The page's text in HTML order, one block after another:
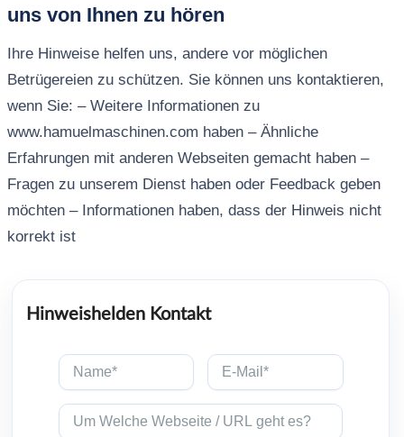
uns von Ihnen zu hören
Ihre Hinweise helfen uns, andere vor möglichen
Betrügereien zu schützen. Sie können uns kontaktieren,
wenn Sie: – Weitere Informationen zu
www.hamuelmaschinen.com haben – Ähnliche
Erfahrungen mit anderen Webseiten gemacht haben –
Fragen zu unserem Dienst haben oder Feedback geben
möchten – Informationen haben, dass der Hinweis nicht
korrekt ist
Hinweishelden Kontakt